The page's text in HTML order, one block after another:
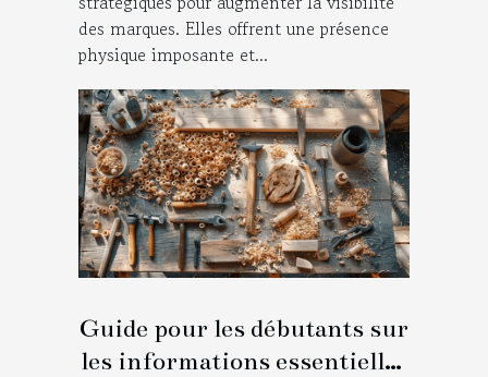
des marques. Elles offrent une présence
physique imposante et...
Guide pour les débutants sur
les informations essentielles